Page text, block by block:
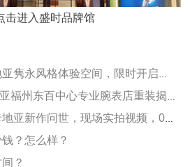
击进入盛时品牌馆
风格体验空间，限时开启，快来打卡！
福州东百中心专业腕表店重装揭幕
新作问世，现场实拍视频，0距离看表
？怎么样？
？